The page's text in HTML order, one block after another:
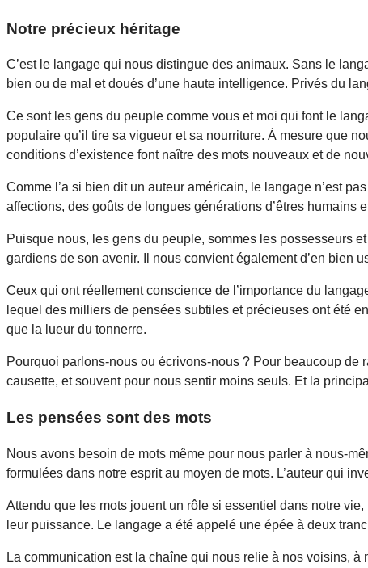
Notre précieux héritage
C’est le langage qui nous distingue des animaux. Sans le
bien ou de mal et doués d’une haute intelligence. Privés du
Ce sont les gens du peuple comme vous et moi qui font le
populaire qu’il tire sa vigueur et sa nourriture. À mesure que
conditions d’existence font naître des mots nouveaux et de
Comme l’a si bien dit un auteur américain, le langage n’est
affections, des goûts de longues générations d’êtres humains
Puisque nous, les gens du peuple, sommes les possesseurs
gardiens de son avenir. Il nous convient également d’en bien
Ceux qui ont réellement conscience de l’importance du
lequel des milliers de pensées subtiles et précieuses ont été
que la lueur du tonnerre.
Pourquoi parlons-nous ou écrivons-nous ? Pour beaucoup de
causette, et souvent pour nous sentir moins seuls. Et la
Les pensées sont des mots
Nous avons besoin de mots même pour nous parler à nous-
formulées dans notre esprit au moyen de mots. L’auteur qui
Attendu que les mots jouent un rôle si essentiel dans notre
leur puissance. Le langage a été appelé une épée à deux
La communication est la chaîne qui nous relie à nos voisins,